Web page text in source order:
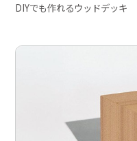
DIYでも作れるウッドデッキ